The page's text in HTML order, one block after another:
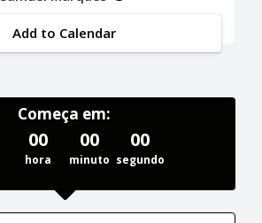
Add to Calendar
Começa em:
00
hora
00
minuto
00
segundo